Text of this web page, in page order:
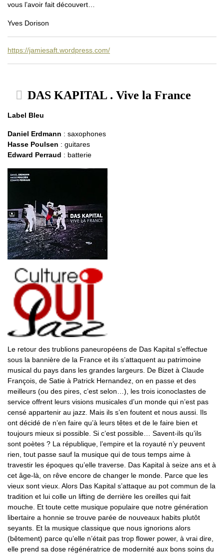
vous l’avoir fait découvert…
Yves Dorison
https://jamiesaft.wordpress.com/
DAS KAPITAL . Vive la France
Label Bleu
Daniel Erdmann : saxophones
Hasse Poulsen : guitares
Edward Perraud : batterie
Le retour des trublions paneuropéens de Das Kapital s’effectue
sous la bannière de la France et ils s’attaquent au patrimoine
musical du pays dans les grandes largeurs. De Bizet à Claude
François, de Satie à Patrick Hernandez, on en passe et des
meilleurs (ou des pires, c’est selon…), les trois iconoclastes de
service offrent leurs visions musicales d’un monde qui n’est pas
censé appartenir au jazz. Mais ils s’en foutent et nous aussi. Ils
ont décidé de n’en faire qu’à leurs têtes et de le faire bien et
toujours mieux si possible. Si c’est possible… Savent-ils qu’ils
sont poètes ? La république, l’empire et la royauté n’y peuvent
rien, tout passe sauf la musique qui de tous temps aime à
travestir les époques qu’elle traverse. Das Kapital à seize ans et à
cet âge-là, on rêve encore de changer le monde. Parce que les
vieux sont vieux. Alors Das Kapital s’attaque au pot commun de la
tradition et lui colle un lifting de derrière les oreilles qui fait
mouche. Et toute cette musique populaire que notre génération
libertaire a honnie se trouve parée de nouveaux habits plutôt
seyants. Et la musique classique que nous ignorions alors
(bêtement) parce qu’elle n’était pas trop flower power, à vrai dire,
elle prend sa dose régénératrice de modernité aux bons soins du